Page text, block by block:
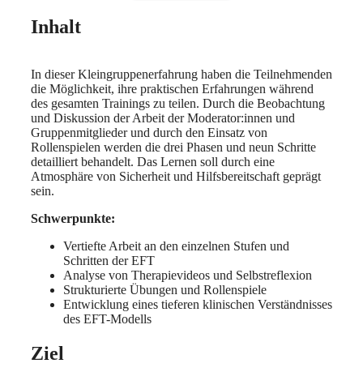
Inhalt
In dieser Kleingruppenerfahrung haben die Teilnehmenden
die Möglichkeit, ihre praktischen Erfahrungen während
des gesamten Trainings zu teilen. Durch die Beobachtung
und Diskussion der Arbeit der Moderator:innen und
Gruppenmitglieder und durch den Einsatz von
Rollenspielen werden die drei Phasen und neun Schritte
detailliert behandelt. Das Lernen soll durch eine
Atmosphäre von Sicherheit und Hilfsbereitschaft geprägt
sein.
Schwerpunkte:
Vertiefte Arbeit an den einzelnen Stufen und
Schritten der EFT
Analyse von Therapievideos und Selbstreflexion
Strukturierte Übungen und Rollenspiele
Entwicklung eines tieferen klinischen Verständnisses
des EFT-Modells
Ziel